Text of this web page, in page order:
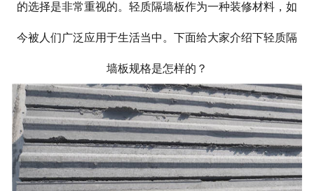
工程案例
厂容厂貌
联系我们
的选择是非常重视的。轻质隔墙板作为一种装修材料，如
今被人们广泛应用于生活当中。下面给大家介绍下轻质隔
墙板规格是怎样的？